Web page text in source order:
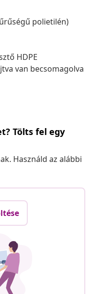
polietilén)
HDPE
van becsomagolva
Tölts fel egy
Használd az alábbi